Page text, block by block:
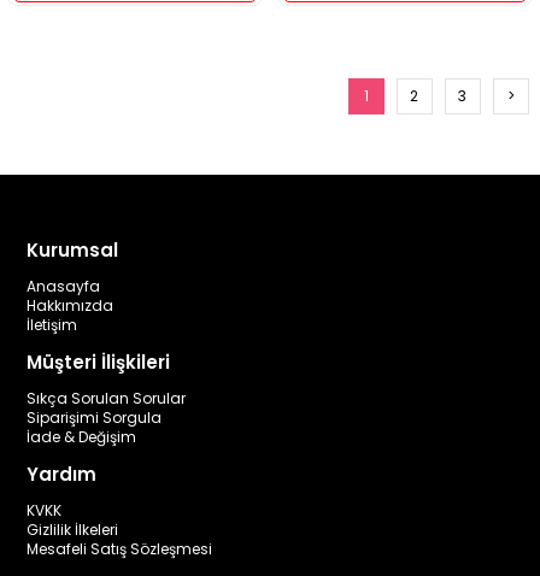
1 2 3 >
Kurumsal
Anasayfa
Hakkımızda
İletişim
Müşteri İlişkileri
Sıkça Sorulan Sorular
Siparişimi Sorgula
İade & Değişim
Yardım
KVKK
Gizlilik İlkeleri
Mesafeli Satış Sözleşmesi